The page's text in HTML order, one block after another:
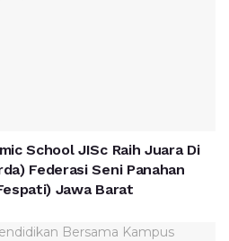
School JISc Raih Juara Di
Federasi Seni Panahan
Jawa Barat